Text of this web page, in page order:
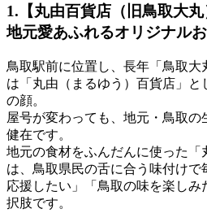
1.【丸由百貨店（旧鳥取大
地元愛あふれるオリジナル
鳥取駅前に位置し、長年「鳥取
は「丸由（まるゆう）百貨店」
の顔。
屋号が変わっても、地元・鳥取
健在です。
地元の食材をふんだんに使った
は、鳥取県民の舌に合う味付け
応援したい」「鳥取の味を楽し
択肢です。